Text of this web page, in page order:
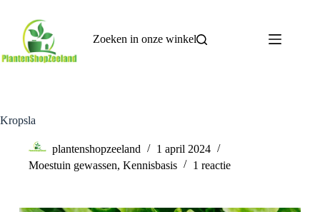
Zoeken in onze winkel
Kropsla
plantenshopzeeland
1 april 2024
Moestuin gewassen, Kennisbasis 1 reactie